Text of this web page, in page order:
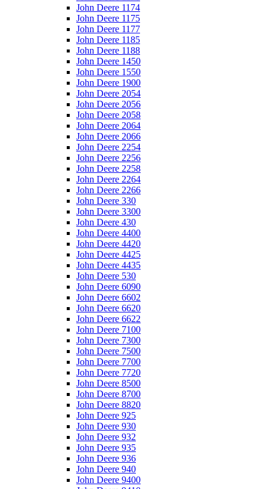
John Deere 1174
John Deere 1175
John Deere 1177
John Deere 1185
John Deere 1188
John Deere 1450
John Deere 1550
John Deere 1900
John Deere 2054
John Deere 2056
John Deere 2058
John Deere 2064
John Deere 2066
John Deere 2254
John Deere 2256
John Deere 2258
John Deere 2264
John Deere 2266
John Deere 330
John Deere 3300
John Deere 430
John Deere 4400
John Deere 4420
John Deere 4425
John Deere 4435
John Deere 530
John Deere 6090
John Deere 6602
John Deere 6620
John Deere 6622
John Deere 7100
John Deere 7300
John Deere 7500
John Deere 7700
John Deere 7720
John Deere 8500
John Deere 8700
John Deere 8820
John Deere 925
John Deere 930
John Deere 932
John Deere 935
John Deere 936
John Deere 940
John Deere 9400